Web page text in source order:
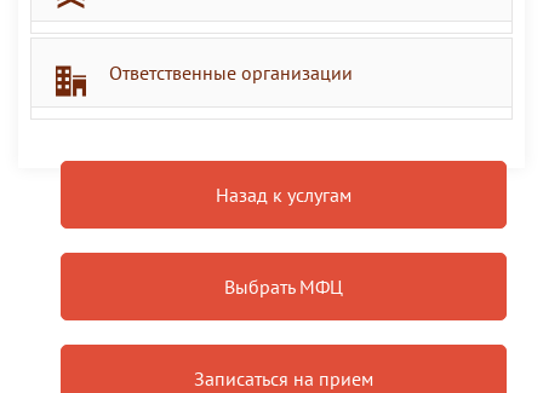
Ответственные организации
Назад к услугам
Выбрать МФЦ
Записаться на прием